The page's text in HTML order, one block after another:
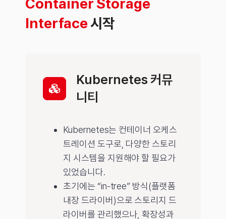
Container Storage
Interface시작
Kubernetes 커뮤
니티
Kubernetes는 컨테이너 오케스
트레이션 도구로, 다양한 스토리
지 시스템을 지원해야 할 필요가
있었습니다.
초기에는 “in-tree” 방식(플랫폼
내장 드라이버)으로 스토리지 드
라이버를 관리했으나, 확장성과